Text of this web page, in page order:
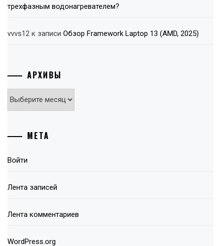
трехфазным водонагревателем?
vvvs12 к записи Обзор Framework Laptop 13 (AMD, 2025)
АРХИВЫ
Архивы
МЕТА
Войти
Лента записей
Лента комментариев
WordPress.org